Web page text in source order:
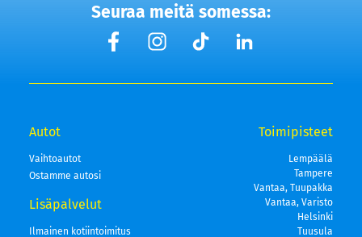
Seuraa meitä somessa:
Autot
Vaihtoautot
Ostamme autosi
Lisäpalvelut
Ilmainen kotiintoimitus
Toimipisteet
Lempäälä
Tampere
Vantaa, Tuupakka
Vantaa, Varisto
Helsinki
Tuusula